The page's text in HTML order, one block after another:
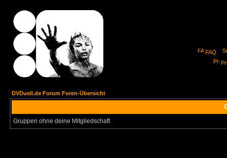
FAQ
DVDuell.de Forum Foren-Übersicht
Gruppen ohne deine Mitgliedschaft